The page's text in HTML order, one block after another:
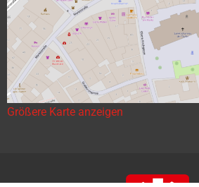
Größere Karte anzeigen